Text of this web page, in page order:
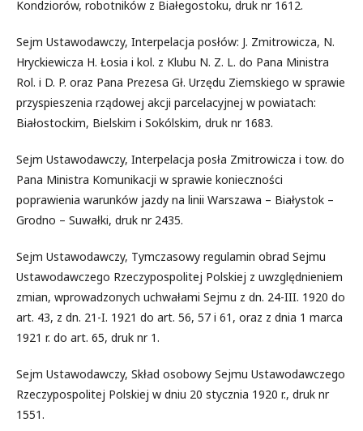
Kondziorów, robotników z Białegostoku, druk nr 1612.
Sejm Ustawodawczy, Interpelacja posłów: J. Zmitrowicza, N.
Hryckiewicza H. Łosia i kol. z Klubu N. Z. L. do Pana Ministra
Rol. i D. P. oraz Pana Prezesa Gł. Urzędu Ziemskiego w sprawie
przyspieszenia rządowej akcji parcelacyjnej w powiatach:
Białostockim, Bielskim i Sokólskim, druk nr 1683.
Sejm Ustawodawczy, Interpelacja posła Zmitrowicza i tow. do
Pana Ministra Komunikacji w sprawie konieczności
poprawienia warunków jazdy na linii Warszawa – Białystok –
Grodno – Suwałki, druk nr 2435.
Sejm Ustawodawczy, Tymczasowy regulamin obrad Sejmu
Ustawodawczego Rzeczypospolitej Polskiej z uwzględnieniem
zmian, wprowadzonych uchwałami Sejmu z dn. 24-III. 1920 do
art. 43, z dn. 21-I. 1921 do art. 56, 57 i 61, oraz z dnia 1 marca
1921 r. do art. 65, druk nr 1.
Sejm Ustawodawczy, Skład osobowy Sejmu Ustawodawczego
Rzeczypospolitej Polskiej w dniu 20 stycznia 1920 r., druk nr
1551.